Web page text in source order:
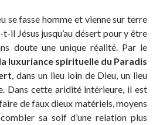
se fasse homme et vienne sur terre
il Jésus jusqu’au désert pour y être
doute une unique réalité. Par le
luxuriance spirituelle du Paradis
, dans un lieu loin de Dieu, un lieu
Dans cette aridité intérieure, il est
de faux dieux matériels, moyens
sa soif d’une relation plus